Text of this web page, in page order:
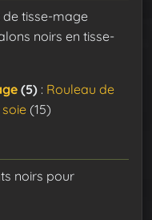
de tisse-mage
noirs en tisse-
(5) : Rouleau de
(15)
noirs pour